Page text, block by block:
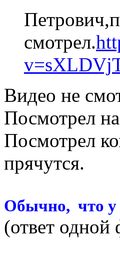
смотрел.
Видео не
Посмотрел
Посмотрел
прячутся.
Обычно, что у
(ответ одной